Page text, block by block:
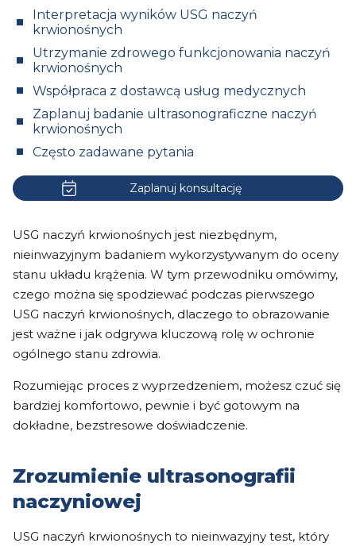
Interpretacja wyników USG naczyń
krwionośnych
Utrzymanie zdrowego funkcjonowania naczyń
krwionośnych
Współpraca z dostawcą usług medycznych
Zaplanuj badanie ultrasonograficzne naczyń
krwionośnych
Często zadawane pytania
Zaplanuj konsultację
USG naczyń krwionośnych jest niezbędnym,
nieinwazyjnym badaniem wykorzystywanym do oceny
stanu układu krążenia. W tym przewodniku omówimy,
czego można się spodziewać podczas pierwszego
USG naczyń krwionośnych, dlaczego to obrazowanie
jest ważne i jak odgrywa kluczową rolę w ochronie
ogólnego stanu zdrowia.
Rozumiejąc proces z wyprzedzeniem, możesz czuć się
bardziej komfortowo, pewnie i być gotowym na
dokładne, bezstresowe doświadczenie.
Zrozumienie ultrasonografii
naczyniowej
USG naczyń krwionośnych to nieinwazyjny test, który